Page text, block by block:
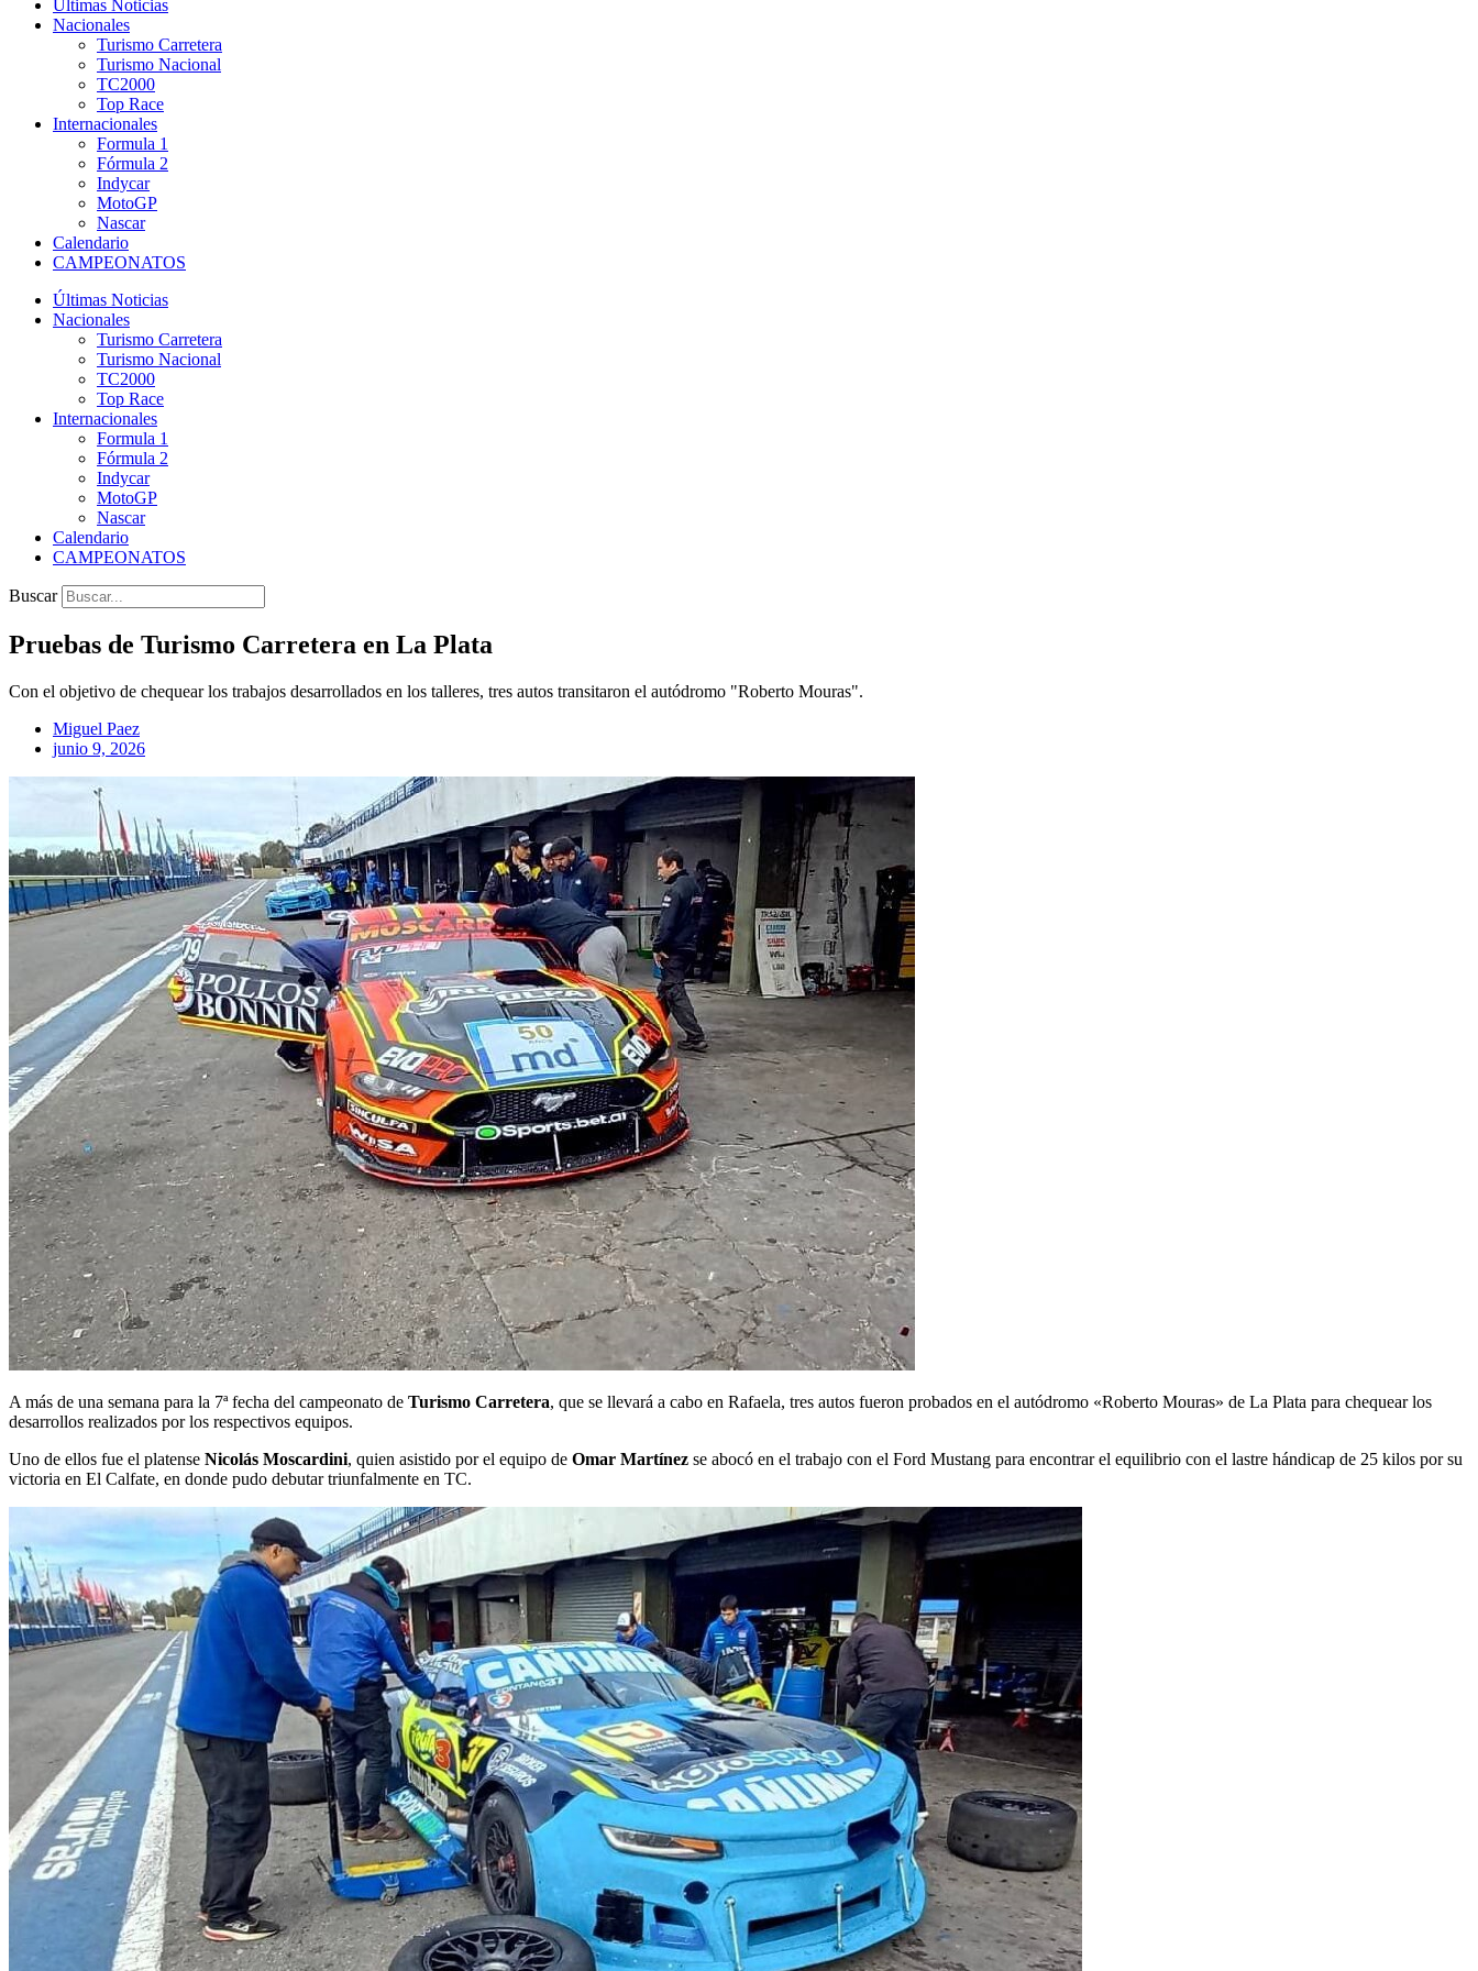
Últimas Noticias
Nacionales
Turismo Carretera
Turismo Nacional
TC2000
Top Race
Internacionales
Formula 1
Fórmula 2
Indycar
MotoGP
Nascar
Calendario
CAMPEONATOS
Últimas Noticias
Nacionales
Turismo Carretera
Turismo Nacional
TC2000
Top Race
Internacionales
Formula 1
Fórmula 2
Indycar
MotoGP
Nascar
Calendario
CAMPEONATOS
Buscar
Pruebas de Turismo Carretera en La Plata
Con el objetivo de chequear los trabajos desarrollados en los talleres, tres autos transitaron el autódromo "Roberto Mouras".
Miguel Paez
junio 9, 2026
A más de una semana para la 7ª fecha del campeonato de Turismo Carretera, que se llevará a cabo en Rafaela, tres autos fueron probados en el autódromo «Roberto Mouras» de La Plata para chequear los
desarrollos realizados por los respectivos equipos.
Uno de ellos fue el platense Nicolás Moscardini, quien asistido por el equipo de Omar Martínez se abocó en el trabajo con el Ford Mustang para encontrar el equilibrio con el lastre hándicap de 25 kilos por su
victoria en El Calfate, en donde pudo debutar triunfalmente en TC.